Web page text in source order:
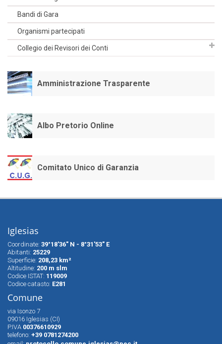
Bandi di Gara
Organismi partecipati
Collegio dei Revisori dei Conti
Amministrazione Trasparente
Albo Pretorio Online
Comitato Unico di Garanzia
Iglesias
Coordinate: 39°18'36" N - 8°31'53" E
Abitanti: 25229
Superfìcie: 208,23 km²
Altitudine: 200 m slm
Codice ISTAT: 119009
Codice catasto: E281
Comune
via Isonzo 7
09016 Iglesias (CI)
P.IVA 00376610929
telefono: +39 0781274200